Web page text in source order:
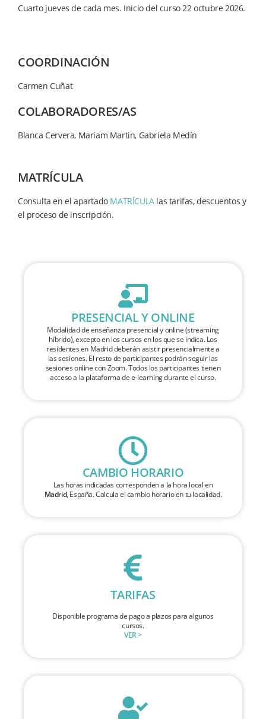
Cuarto jueves de cada mes. Inicio del curso 22 octubre 2026.
COORDINACIÓN
Carmen Cuñat
COLABORADORES/AS
Blanca Cervera, Mariam Martin, Gabriela Medín
MATRÍCULA
Consulta en el apartado MATRÍCULAlas tarifas, descuentos y
el proceso de inscripción.
PRESENCIAL Y ONLINE
Modalidad de enseñanza presencial y online (streaming
híbrido), excepto en los cursos en los que se indica. Los
residentes en Madrid deberán asistir presencialmente a
las sesiones. El resto de participantes podrán seguir las
sesiones online con Zoom. Todos los participantes tienen
acceso a la plataforma de e-learning durante el curso.
CAMBIO HORARIO
Las horas indicadas corresponden a la hora local en
Madrid, España. Calcula el cambio horario en tu localidad.
TARIFAS
Disponible programa de pago a plazos para algunos
cursos.
VER >